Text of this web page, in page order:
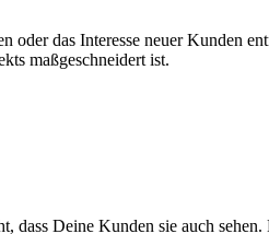
das Interesse neuer Kunden
maßgeschneidert ist.
Deine Kunden sie auch